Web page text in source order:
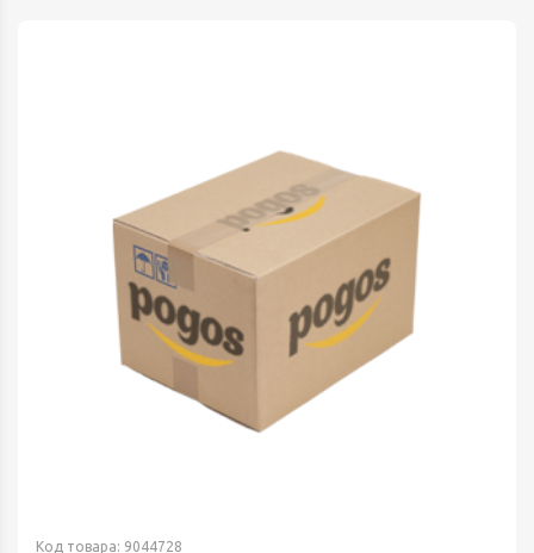
Код товара: 9044728